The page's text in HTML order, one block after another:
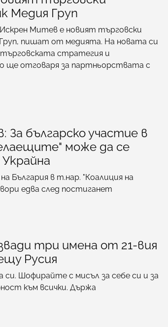
Медия Груп
Митев е новият търговски
пишат от медията. На новата си
стратегия и
ще отговаря за партньорствата с
българско участие в
може да се
България в т.нар. "Коалиция на
едва след постиганет
три имена от 21-вия
Русия
си. Шофирайте с мисъл за себе си и за
към всички. Държа